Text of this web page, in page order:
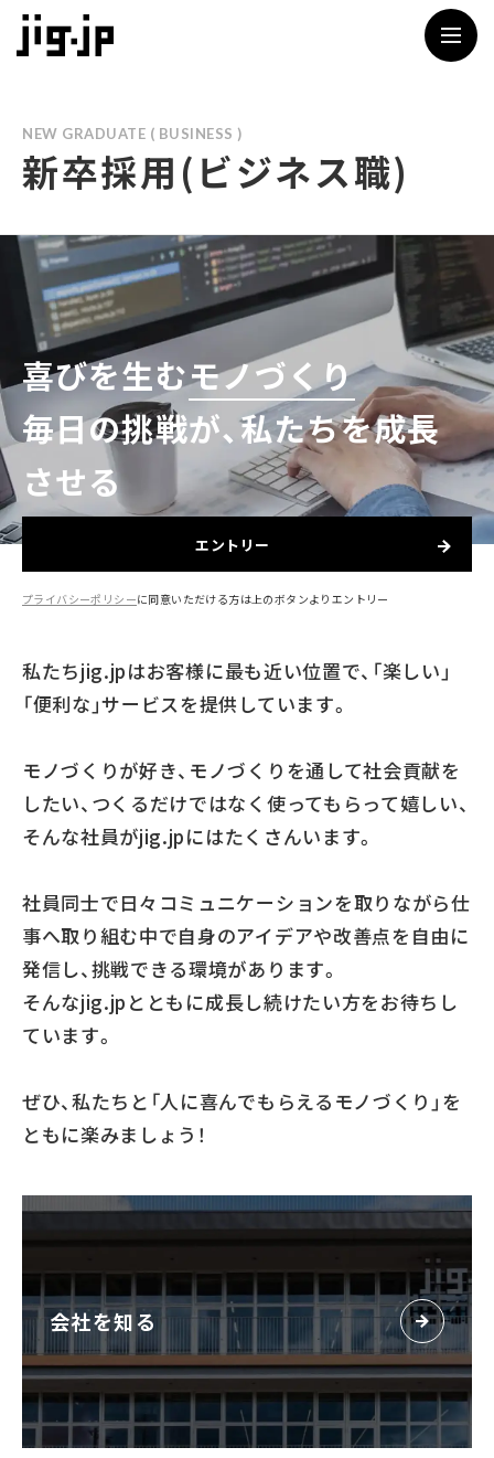
NEW GRADUATE ( BUSINESS )
新卒採用(ビジネス職)
喜びを生むモノづくり
毎日の挑戦が、私たちを成長
させる
エントリー
プライバシーポリシーに同意いただける方は上のボタンよりエントリー
私たちjig.jpはお客様に最も近い位置で、「楽しい」
「便利な」サービスを提供しています。
モノづくりが好き、モノづくりを通して社会貢献を
したい、 つくるだけではなく使ってもらって嬉しい、
そんな社員がjig.jpにはたくさんいます。
社員同士で日々コミュニケーションを取りながら仕
事へ取り組む中で自身のアイデアや改善点を自由に
発信し、挑戦できる環境があります。
そんなjig.jpとともに成長し続けたい方をお待ちし
ています。
ぜひ、私たちと「人に喜んでもらえるモノづくり」を
ともに楽みましょう！
会社を知る